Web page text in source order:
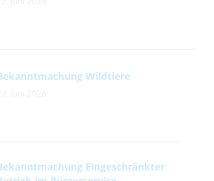
Wildtiere
Eingeschränkter